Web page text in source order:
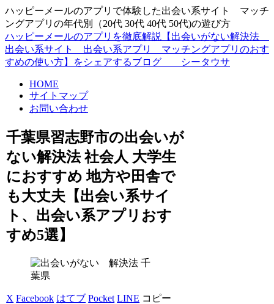
ハッピーメールのアプリで体験した出会い系サイト マッチ
ングアプリの年代別（20代 30代 40代 50代)の遊び方
ハッピーメールのアプリを徹底解説【出会いがない解決法
出会い系サイト 出会い系アプリ マッチングアプリのおす
すめの使い方】をシェアするブログ シータウサ
HOME
サイトマップ
お問い合わせ
千葉県習志野市の出会いが
ない解決法 社会人 大学生
におすすめ 地方や田舎で
も大丈夫【出会い系サイ
ト、出会い系アプリおす
すめ5選】
千
葉県
X Facebook はてブ Pocket LINE コピー